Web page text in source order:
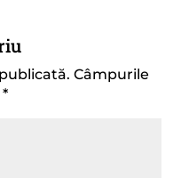
Câmpurile
*